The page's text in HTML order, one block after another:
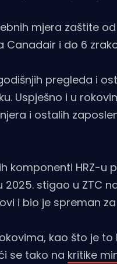
mjera zaštite
Canadair i do 6
pregleda i
Uspješno i u
i ostalih
komponenti HRZ-u
stigao u ZTC
i bio je spreman
kao što je
se tako na kritike